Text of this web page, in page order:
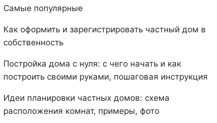
Самые популярные
Как оформить и зарегистрировать частный дом в
собственность
Постройка дома с нуля: с чего начать и как
построить своими руками, пошаговая инструкция
Идеи планировки частных домов: схема
расположения комнат, примеры, фото